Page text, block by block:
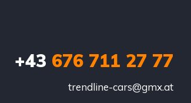
+43 676 711 27 77
trendline-cars@gmx.at